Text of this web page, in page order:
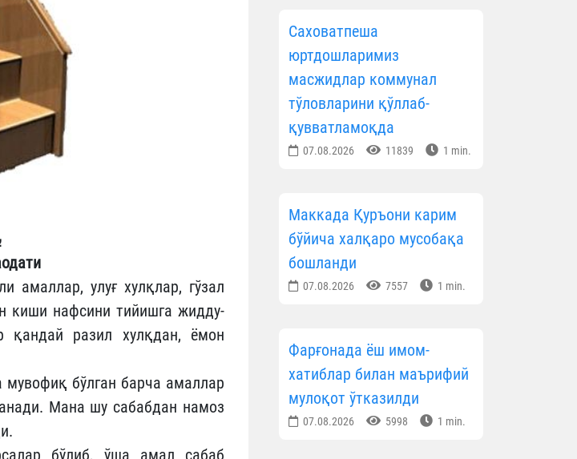
амаллар, улуғ хулқлар, гўзал
киши нафсини тийишга жидду-
разил хулқдан, ёмон
мувофиқ бўлган барча амаллар
Мана шу сабабдан намоз
бўлиб, ўша амал сабаб
Саховатпеша
юртдошларимиз
масжидлар коммунал
тўловларини қўллаб-
қувватламоқда
07.08.2026 11839 1 min.
Маккада Қуръони карим
бўйича халқаро мусобақа
бошланди
07.08.2026 7557 1 min.
Фарғонада ёш имом-
хатиблар билан маърифий
мулоқот ўтказилди
07.08.2026 5998 1 min.